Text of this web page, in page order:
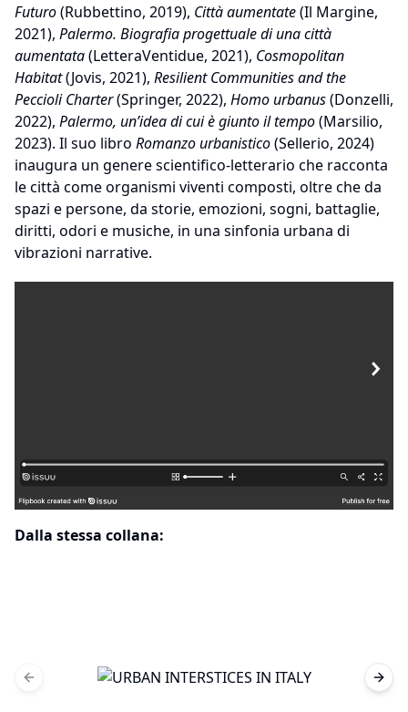
Futuro(Rubbettino, 2019), Città aumentate(Il Margine,
2021), Palermo. Biografia progettuale di una città
aumentata(LetteraVentidue, 2021), Cosmopolitan
Habitat(Jovis, 2021), Resilient Communities and the
Peccioli Charter(Springer, 2022), Homo urbanus(Donzelli,
2022), Palermo, un’idea di cui è giunto il tempo(Marsilio,
2023). Il suo libro Romanzo urbanistico(Sellerio, 2024)
inaugura un genere scientifico-letterario che racconta
le città come organismi viventi composti, oltre che da
spazi e persone, da storie, emozioni, sogni, battaglie,
diritti, odori e musiche, in una sinfonia urbana di
vibrazioni narrative.
Dalla stessa collana:
Previous slide